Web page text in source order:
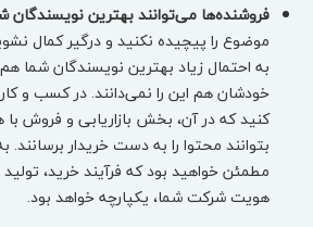
فروشنده‌ها می‌توانند بهترین نویسندگان
موضوع را پیچیده نکنید و درگیر کمال
به احتمال زیاد بهترین نویسندگان شما
خودشان هم این را نمی‌دانند. در کسب و
کنید که در آن، بخش بازاریابی و فروش با
بتوانند محتوا را به دست خریدار
مطمئن خواهید بود که فرآیند خرید،
هویت شرکت شما، یکپارچه خواهد بود.